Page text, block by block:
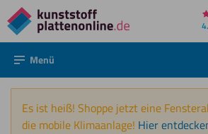
Direkt
zum
Inhalt
Menü
Es ist heiß! Shoppe jetzt eine
die mobile Klimaanlage! Hier